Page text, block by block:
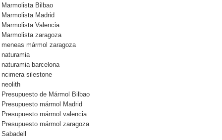
Marmolista Bilbao
Marmolista Madrid
Marmolista Valencia
Marmolista zaragoza
meneas mármol zaragoza
naturamia
naturamia barcelona
ncimera silestone
neolith
Presupuesto de Mármol Bilbao
Presupuesto mármol Madrid
Presupuesto mármol valencia
Presupuesto mármol zaragoza
Sabadell